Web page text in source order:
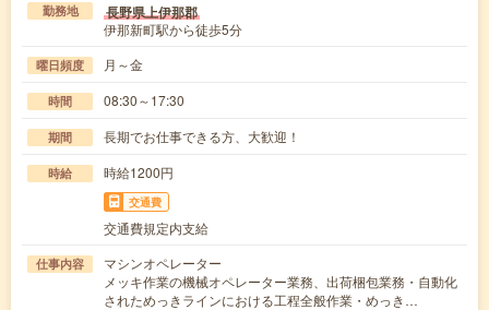
勤務地 長野県上伊那郡
伊那新町駅から徒歩5分
曜日頻度 月～金
時間 08:30～17:30
期間 長期でお仕事できる方、大歓迎！
時給 時給1200円
交通費
交通費規定内支給
仕事内容
マシンオペレーター
メッキ作業の機械オペレーター業務、出荷梱包業務・自動化
されためっきラインにおける工程全般作業・めっき…